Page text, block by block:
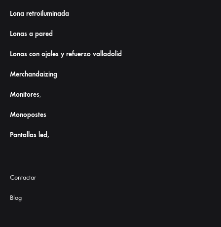
Lona retroiluminada
Lonas a pared
Lonas con ojales y refuerzo valladolid
Merchandaizing
Monitores,
Monopostes
Pantallas led,
Contactar
Blog